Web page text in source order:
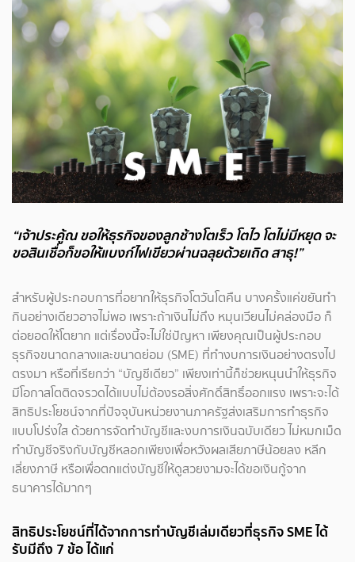
“เจ้าประคู้ณ ขอให้ธุรกิจของลูกช้างโตเร็ว โตไว โตไม่มีหยุด จะ
ขอสินเชื่อก็ขอให้แบงก์ไฟเขียวผ่านฉลุยด้วยเถิด สาธุ!”
สำหรับผู้ประกอบการที่อยากให้ธุรกิจโตวันโตคืน บางครั้งแค่ขยันทำ
กินอย่างเดียวอาจไม่พอ เพราะถ้าเงินไม่ถึง หมุนเวียนไม่คล่องมือ ก็
ต่อยอดให้โตยาก แต่เรื่องนี้จะไม่ใช่ปัญหา เพียงคุณเป็นผู้ประกอบ
ธุรกิจขนาดกลางและขนาดย่อม (SME) ที่ทำงบการเงินอย่างตรงไป
ตรงมา หรือที่เรียกว่า “บัญชีเดียว” เพียงเท่านี้ก็ช่วยหนุนนำให้ธุรกิจ
มีโอกาสโตติดจรวดได้แบบไม่ต้องรอสิ่งศักดิ์สิทธิ์ออกแรง เพราะจะได้
สิทธิประโยชน์จากที่ปัจจุบันหน่วยงานภาครัฐส่งเสริมการทำธุรกิจ
แบบโปร่งใส ด้วยการจัดทำบัญชีและงบการเงินฉบับเดียว ไม่หมกเม็ด
ทำบัญชีจริงกับบัญชีหลอกเพียงเพื่อหวังผลเสียภาษีน้อยลง หลีก
เลี่ยงภาษี หรือเพื่อตกแต่งบัญชีให้ดูสวยงามจะได้ขอเงินกู้จาก
ธนาคารได้มากๆ
สิทธิประโยชน์ที่ได้จากการทำบัญชีเล่มเดียวที่ธุรกิจ SME ได้
รับมีถึง 7 ข้อ ได้แก่